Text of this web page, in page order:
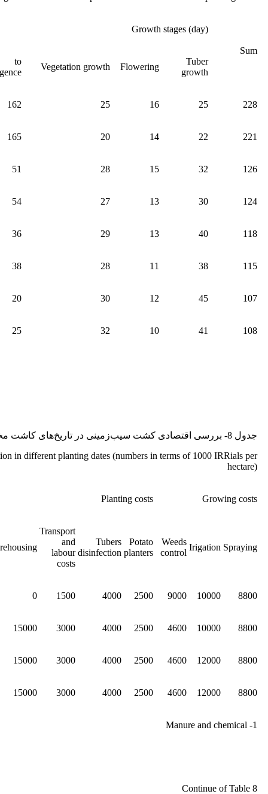
Sum
Growth stages (day)
Tuber
growth
Flowering
Vegetation growth
to
228
25
16
25
162
221
22
14
20
165
126
32
15
28
51
124
30
13
27
54
118
40
13
29
36
115
38
11
28
38
107
45
12
30
20
108
41
10
32
25
جدول 8- بررسی اقتصادی کشت سیب‌زمینی در تاریخ‌های کاشت مختلف (اعداد بر حسب 1000 ریال درهکتار)
in different planting dates (numbers in terms of 1000 IRRials per
hectare)
Growing costs
Planting costs
Spraying
Irigation
Weeds
control
Potato
planters
Tubers
disinfection
Transport
and
labour
costs
8800
10000
9000
2500
4000
1500
0
8800
10000
4600
2500
4000
3000
15000
8800
12000
4600
2500
4000
3000
15000
8800
12000
4600
2500
4000
3000
15000
1- Manure and chemical
Continue of Table 8